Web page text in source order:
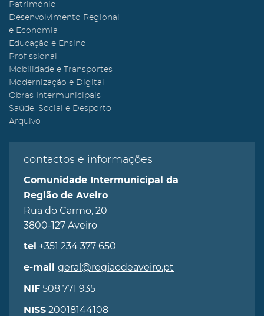
Património
Desenvolvimento Regional
e Economia
Educação e Ensino
Profissional
Mobilidade e Transportes
Modernização e Digital
Obras Intermunicipais
Saúde, Social e Desporto
Arquivo
contactos e informações
Comunidade Intermunicipal da
Região de Aveiro
Rua do Carmo, 20
3800-127 Aveiro
tel +351 234 377 650
e-mail geral@regiaodeaveiro.pt
NIF 508 771 935
NISS 20018144108